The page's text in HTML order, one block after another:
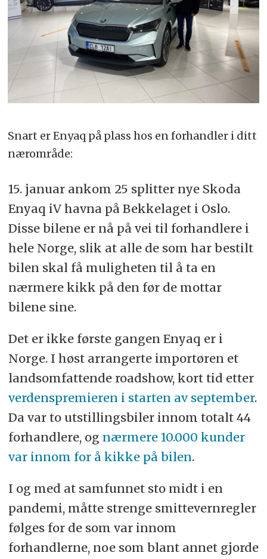
Snart er Enyaq på plass hos en forhandler i ditt
nærområde:
15. januar ankom 25 splitter nye Skoda
Enyaq iV havna på Bekkelaget i Oslo.
Disse bilene er nå på vei til forhandlere i
hele Norge, slik at alle de som har bestilt
bilen skal få muligheten til å ta en
nærmere kikk på den før de mottar
bilene sine.
Det er ikke første gangen Enyaq er i
Norge. I høst arrangerte importøren et
landsomfattende roadshow, kort tid etter
verdenspremieren i starten av september.
Da var to utstillingsbiler innom totalt 44
forhandlere, og nærmere 10.000 kunder
var innom for å kikke på bilen.
I og med at samfunnet sto midt i en
pandemi, måtte strenge smittevernregler
følges for de som var innom
forhandlerne, noe som blant annet gjorde